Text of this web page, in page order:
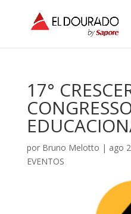
17°
por Bruno Melotto | ago
EVENTOS